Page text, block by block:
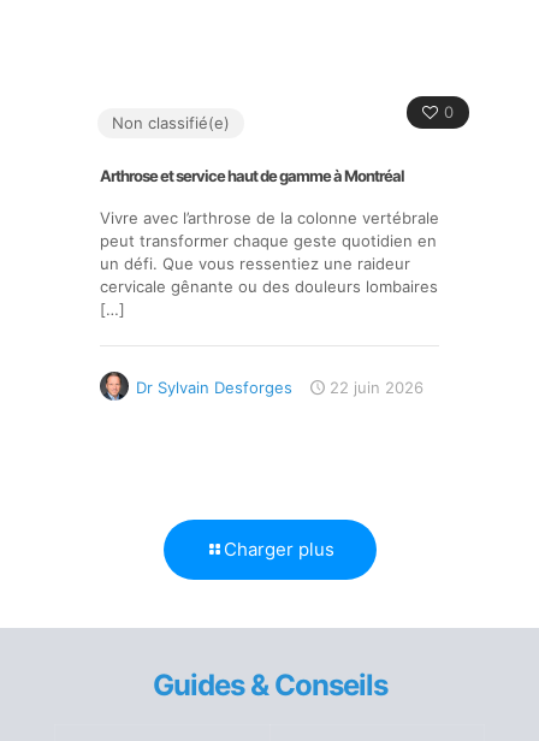
0
Non classifié(e)
Arthrose et service haut de gamme à Montréal
Vivre avec l’arthrose de la colonne vertébrale
peut transformer chaque geste quotidien en
un défi. Que vous ressentiez une raideur
cervicale gênante ou des douleurs lombaires
[…]
Dr Sylvain Desforges 22 juin 2026
Charger plus
Guides & Conseils